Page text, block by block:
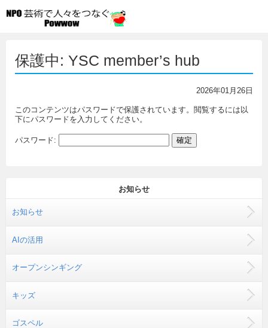
保護中: YSC member’s hub
2026年01月26日
このコンテンツはパスワードで保護されています。閲覧するには以
下にパスワードを入力してください。
パスワード:
お知らせ
お知らせ
AIの活用
オープンシンギング
キッズ
ゴスペル